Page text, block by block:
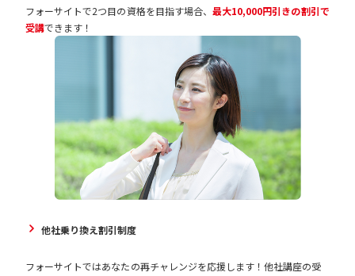
フォーサイトで2つ目の資格を目指す場合、 最大10,000円引きの割引で
受講できます！
他社乗り換え割引制度
フォーサイトではあなたの再チャレンジを応援します！他社講座の受